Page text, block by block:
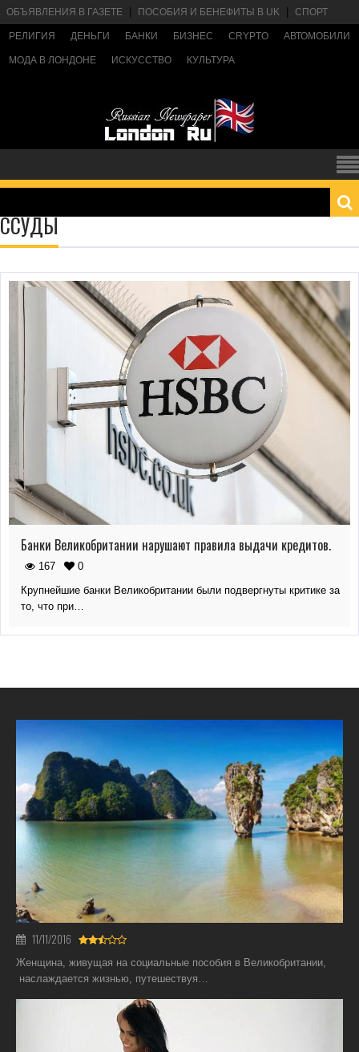
ОБЪЯВЛЕНИЯ В ГАЗЕТЕ ПОСОБИЯ И БЕНЕФИТЫ В UK СПОРТ
РЕЛИГИЯ ДЕНЬГИ БАНКИ БИЗНЕС CRYPTO АВТОМОБИЛИ
МОДА В ЛОНДОНЕ ИСКУССТВО КУЛЬТУРА
ССУДЫ
Банки Великобритании нарушают правила выдачи кредитов.
167
0
Крупнейшие банки Великобритании были подвергнуты критике за
то, что при…
11/11/2016
Женщина, живущая на социальные пособия в Великобритании,
наслаждается жизнью, путешествуя…